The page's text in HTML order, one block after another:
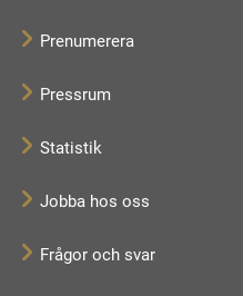
Prenumerera
Pressrum
Statistik
Jobba hos oss
Frågor och svar